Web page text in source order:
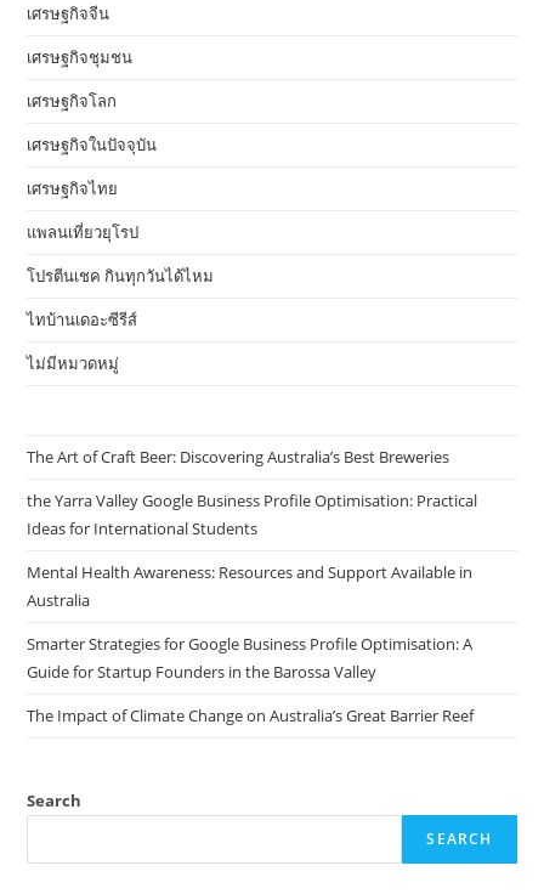
เศรษฐกิจจีน
เศรษฐกิจชุมชน
เศรษฐกิจโลก
เศรษฐกิจในปัจจุบัน
เศรษฐกิจไทย
แพลนเที่ยวยุโรป
โปรตีนเชค กินทุกวันได้ไหม
ไทบ้านเดอะซีรีส์
ไม่มีหมวดหมู่
The Art of Craft Beer: Discovering Australia’s Best Breweries
the Yarra Valley Google Business Profile Optimisation: Practical
Ideas for International Students
Mental Health Awareness: Resources and Support Available in
Australia
Smarter Strategies for Google Business Profile Optimisation: A
Guide for Startup Founders in the Barossa Valley
The Impact of Climate Change on Australia’s Great Barrier Reef
Search
SEARCH